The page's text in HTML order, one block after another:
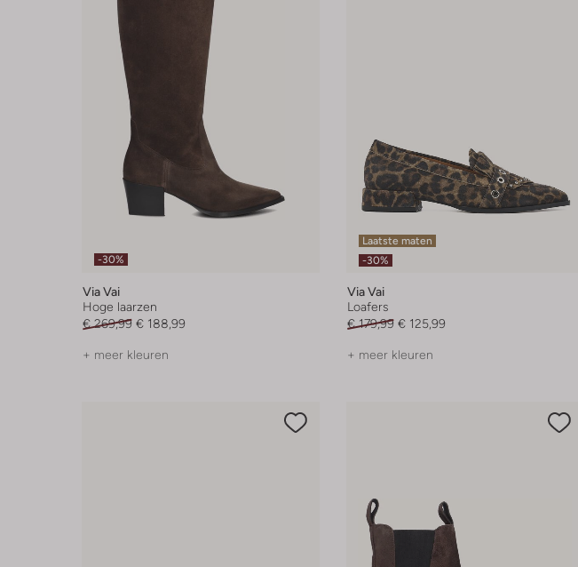
-30%
Via Vai
Hoge laarzen
€ 269,99 € 188,99
+ meer kleuren
Laatste maten
-30%
Via Vai
Loafers
€ 179,99 € 125,99
+ meer kleuren